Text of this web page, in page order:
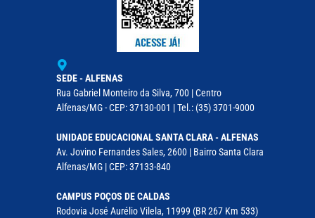
SEDE - ALFENAS
Rua Gabriel Monteiro da Silva, 700 | Centro
Alfenas/MG - CEP: 37130-001 | Tel.: (35) 3701-9000
UNIDADE EDUCACIONAL SANTA CLARA - ALFENAS
Av. Jovino Fernandes Sales, 2600 | Bairro Santa Clara
Alfenas/MG | CEP: 37133-840
CAMPUS POÇOS DE CALDAS
Rodovia José Aurélio Vilela, 11999 (BR 267 Km 533)